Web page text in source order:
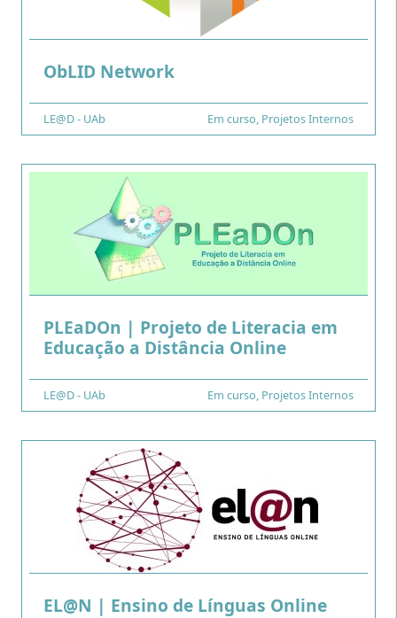
ObLID Network.
Financiamento
LE@D - UAb
Tipo Em curso, Projetos Internos
PLEaDOn | Projeto de Literacia em
Educação a Distância Online.
Financiamento
LE@D - UAb
Tipo Em curso, Projetos Internos
EL@N | Ensino de Línguas Online.